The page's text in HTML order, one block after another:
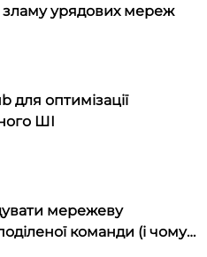
зламу урядових мереж
для оптимізації
ШІ
мережеву
команди (і чому